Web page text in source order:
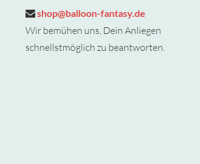
shop@balloon-fantasy.de
Wir bemühen uns, Dein Anliegen
schnellstmöglich zu beantworten.